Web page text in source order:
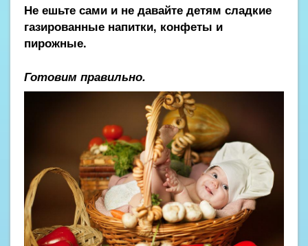
Не ешьте сами и не давайте детям сладкие
газированные напитки, конфеты и
пирожные.
Готовим правильно.